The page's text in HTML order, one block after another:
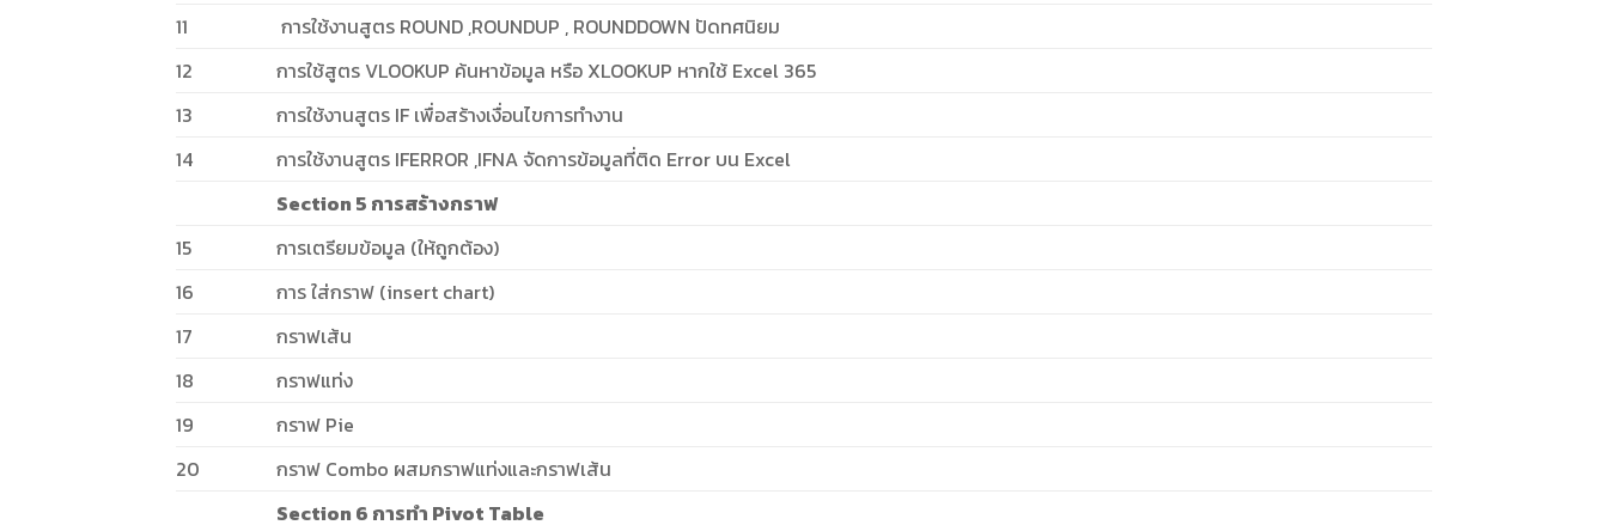
11
การใช้งานสูตร ROUND ,ROUNDUP , ROUNDDOWN ปัดทศนิยม
12
การใช้สูตร VLOOKUP ค้นหาข้อมูล หรือ XLOOKUP หากใช้ Excel 365
13
การใช้งานสูตร IF เพื่อสร้างเงื่อนไขการทำงาน
14
การใช้งานสูตร IFERROR ,IFNA จัดการข้อมูลที่ติด Error บน Excel
Section 5 การสร้างกราฟ
15
การเตรียมข้อมูล (ให้ถูกต้อง)
16
การ ใส่กราฟ (insert chart)
17
กราฟเส้น
18
กราฟแท่ง
19
กราฟ Pie
20
กราฟ Combo ผสมกราฟแท่งและกราฟเส้น
Section 6 การทำ Pivot Table